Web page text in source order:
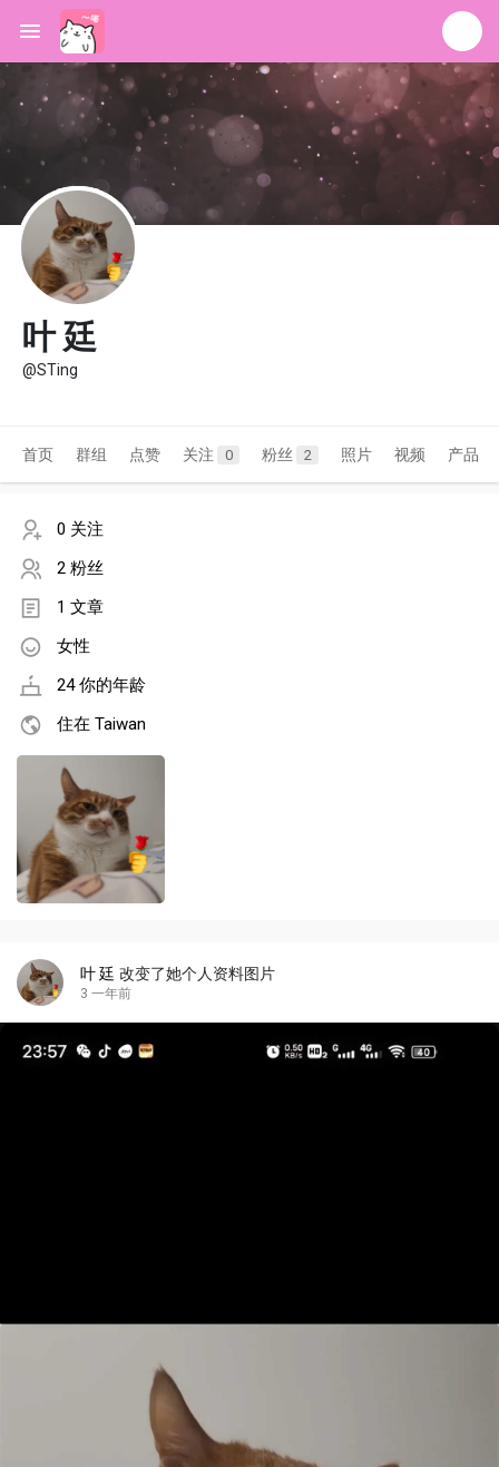
叶 廷
@STing
首页 群组 点赞 关注 0 粉丝 2 照片 视频 产品
0 关注
2 粉丝
1 文章
女性
24 你的年龄
住在 Taiwan
叶 廷 改变了她个人资料图片
3 一年前